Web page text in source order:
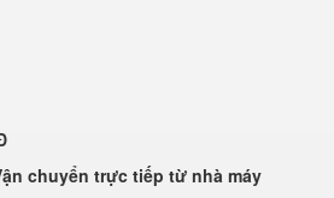
chuyển trực tiếp từ nhà máy